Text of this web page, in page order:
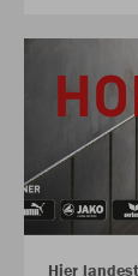
Hier